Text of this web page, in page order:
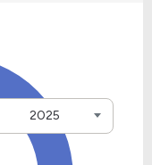
2025